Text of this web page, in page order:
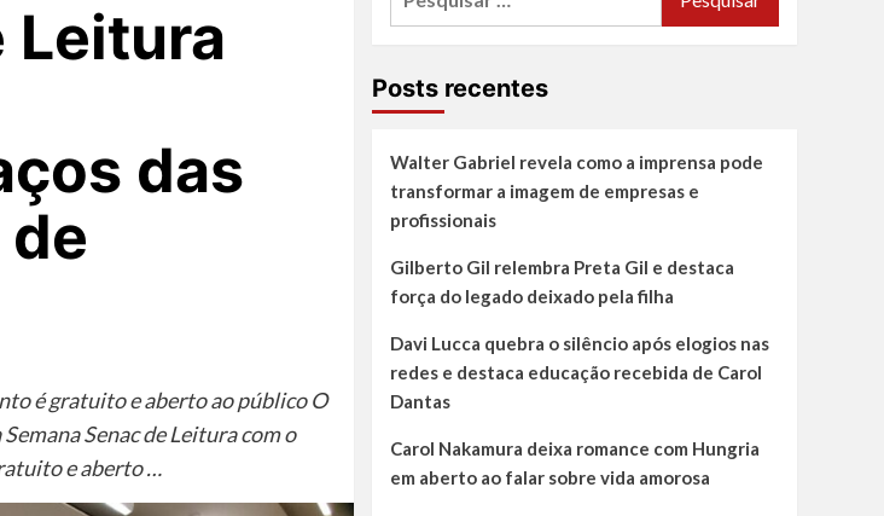
Leitura
das
é gratuito e aberto ao público O
Senac de Leitura com o
e aberto …
Posts recentes
Walter Gabriel revela como a imprensa pode
transformar a imagem de empresas e
profissionais
Gilberto Gil relembra Preta Gil e destaca
força do legado deixado pela filha
Davi Lucca quebra o silêncio após elogios nas
redes e destaca educação recebida de Carol
Dantas
Carol Nakamura deixa romance com Hungria
em aberto ao falar sobre vida amorosa